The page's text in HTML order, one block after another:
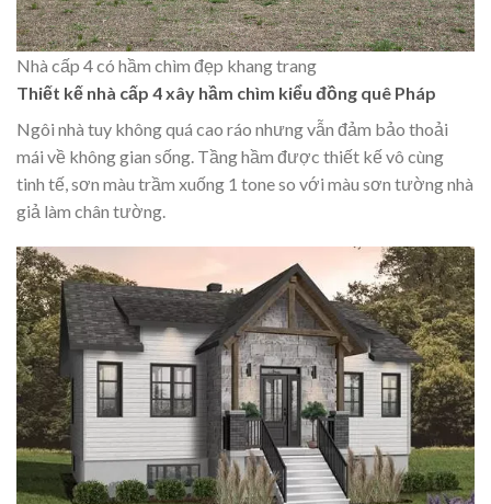
Nhà cấp 4 có hầm chìm đẹp khang trang
Thiết kế nhà cấp 4 xây hầm chìm kiểu đồng quê Pháp
Ngôi nhà tuy không quá cao ráo nhưng vẫn đảm bảo thoải
mái về không gian sống. Tầng hầm được thiết kế vô cùng
tinh tế, sơn màu trầm xuống 1 tone so với màu sơn tường nhà
giả làm chân tường.